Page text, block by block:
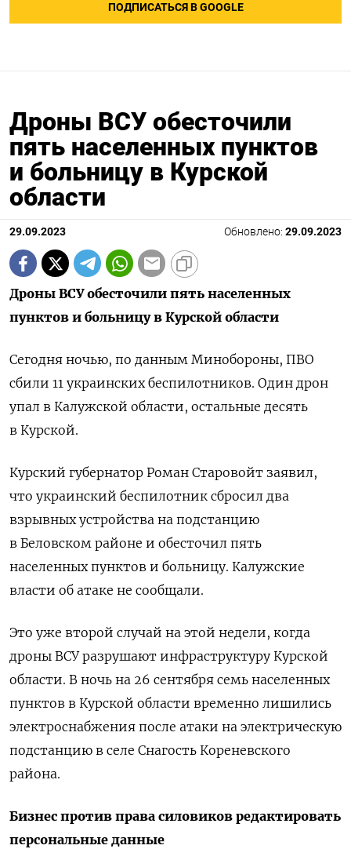
ПОДПИСАТЬСЯ В GOOGLE
Дроны ВСУ обесточили
пять населенных пунктов
и больницу в Курской
области
29.09.2023 Обновлено: 29.09.2023
Дроны ВСУ обесточили пять населенных
пунктов и больницу в Курской области
Сегодня ночью, по данным Минобороны, ПВО
сбили 11 украинских беспилотников. Один дрон
упал в Калужской области, остальные десять
в Курской.
Курский губернатор Роман Старовойт заявил,
что украинский беспилотник сбросил два
взрывных устройства на подстанцию
в Беловском районе и обесточил пять
населенных пунктов и больницу. Калужские
власти об атаке не сообщали.
Это уже второй случай на этой недели, когда
дроны ВСУ разрушают инфраструктуру Курской
области. В ночь на 26 сентября семь населенных
пунктов в Курской области временно лишились
электроснабжения после атаки на электрическую
подстанцию в селе Снагость Кореневского
района.
Бизнес против права силовиков редактировать
персональные данные